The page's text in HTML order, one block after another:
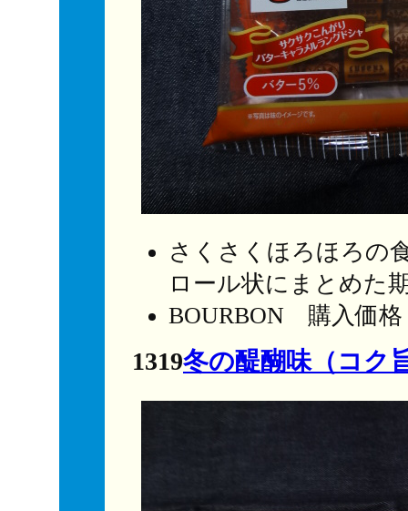
さくさくほろほろの
ロール状にまとめた
BOURBON 購入価
1319冬の醍醐味（コク